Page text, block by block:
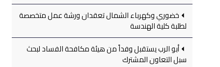
خضوري وكهرباء الشمال تعقدان ورشة عمل متخصصة
لطلبة كلية الهندسة
أبو الرب يستقبل وفداً من هيئة مكافحة الفساد لبحث
سبل التعاون المشترك